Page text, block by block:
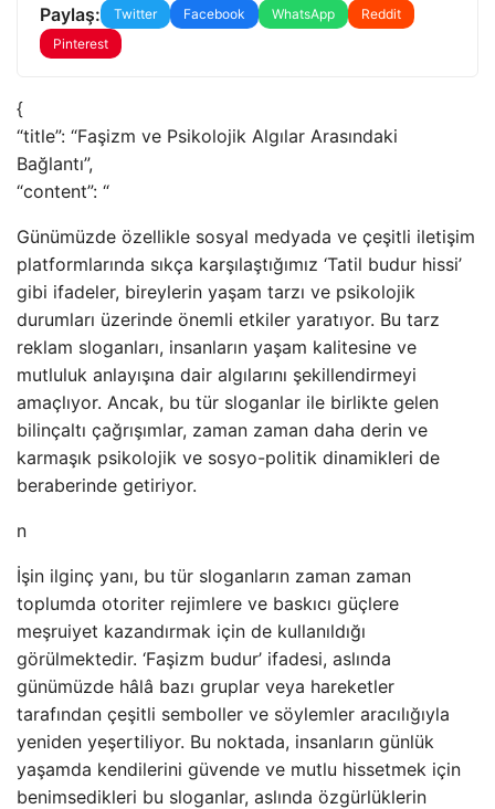
Paylaş: Twitter Facebook WhatsApp
Reddit
Pinterest
{
“title”: “Faşizm ve Psikolojik Algılar Arasındaki
Bağlantı”,
“content”: “
Günümüzde özellikle sosyal medyada ve çeşitli iletişim
platformlarında sıkça karşılaştığımız ‘Tatil budur hissi’
gibi ifadeler, bireylerin yaşam tarzı ve psikolojik
durumları üzerinde önemli etkiler yaratıyor. Bu tarz
reklam sloganları, insanların yaşam kalitesine ve
mutluluk anlayışına dair algılarını şekillendirmeyi
amaçlıyor. Ancak, bu tür sloganlar ile birlikte gelen
bilinçaltı çağrışımlar, zaman zaman daha derin ve
karmaşık psikolojik ve sosyo-politik dinamikleri de
beraberinde getiriyor.
n
İşin ilginç yanı, bu tür sloganların zaman zaman
toplumda otoriter rejimlere ve baskıcı güçlere
meşruiyet kazandırmak için de kullanıldığı
görülmektedir. ‘Faşizm budur’ ifadesi, aslında
günümüzde hâlâ bazı gruplar veya hareketler
tarafından çeşitli semboller ve söylemler aracılığıyla
yeniden yeşertiliyor. Bu noktada, insanların günlük
yaşamda kendilerini güvende ve mutlu hissetmek için
benimsedikleri bu sloganlar, aslında özgürlüklerin